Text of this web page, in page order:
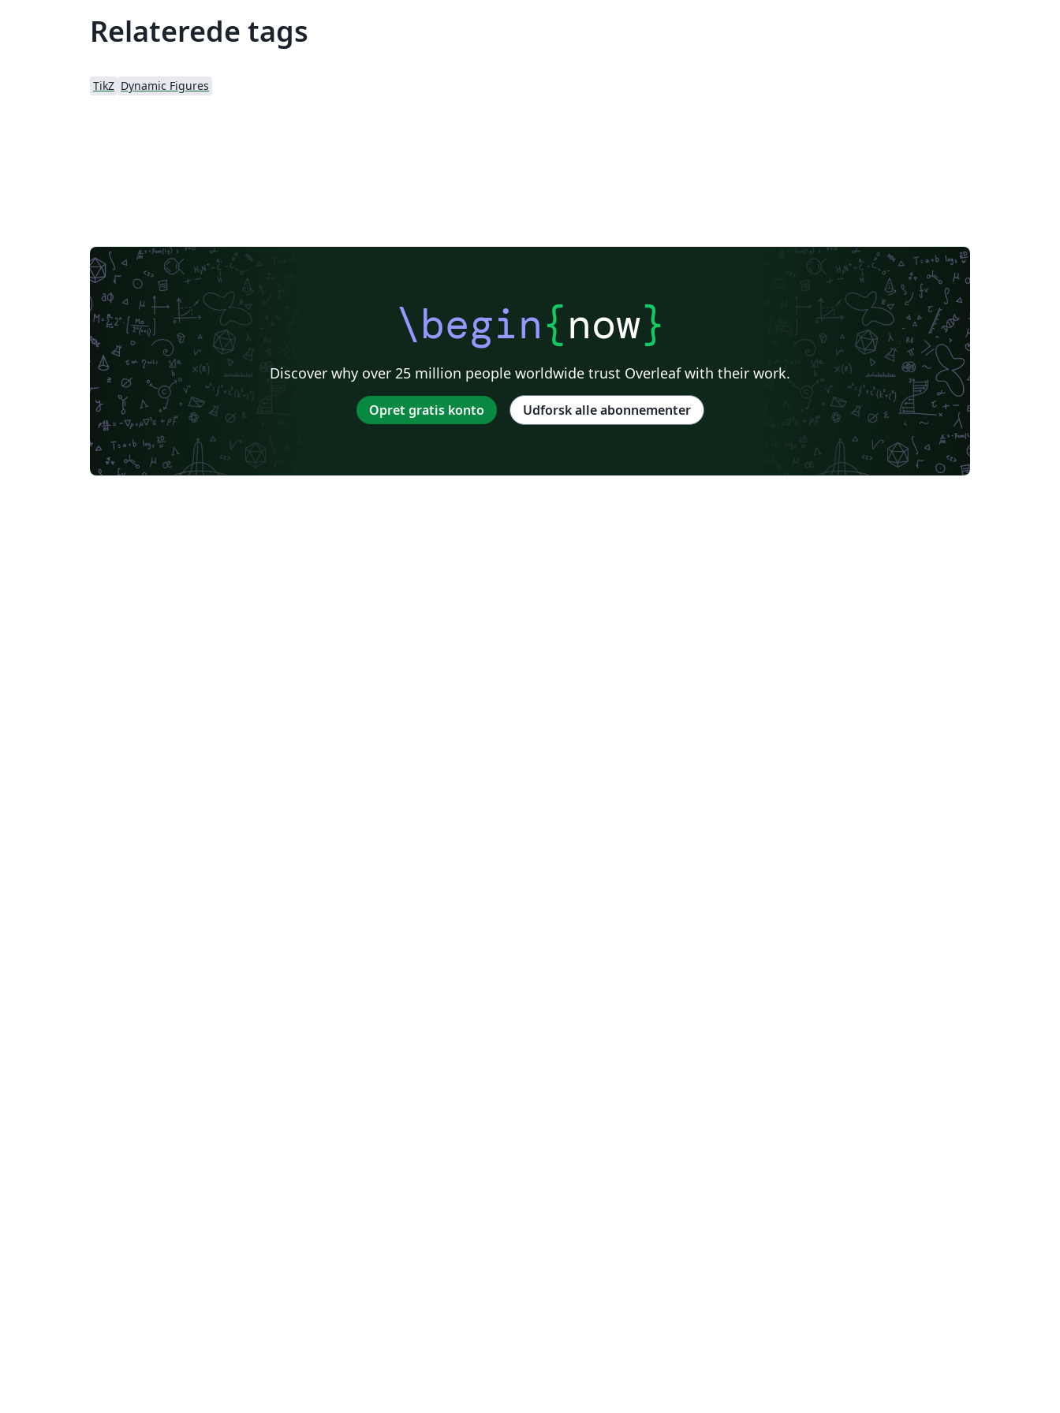
Relaterede tags
TikZ Dynamic Figures
\begin{now}
Discover why over 25 million people worldwide trust Overleaf with their work.
Opret gratis konto Udforsk alle abonnementer